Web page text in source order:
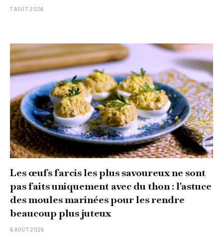
7 AOÛT 2026
Les œufs farcis les plus savoureux ne sont
pas faits uniquement avec du thon : l'astuce
des moules marinées pour les rendre
beaucoup plus juteux
6 AOÛT 2026